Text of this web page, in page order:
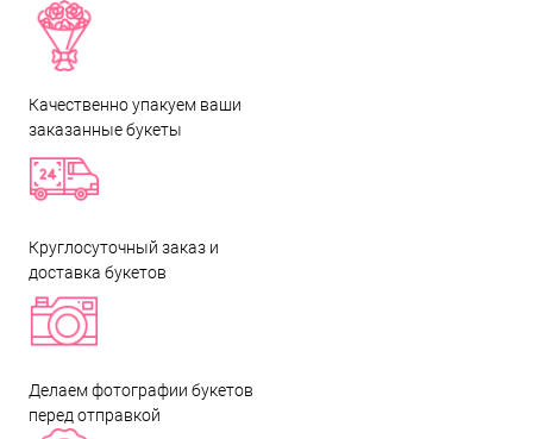
Качественно упакуем ваши
заказанные букеты
Круглосуточный заказ и
доставка букетов
Делаем фотографии букетов
перед отправкой